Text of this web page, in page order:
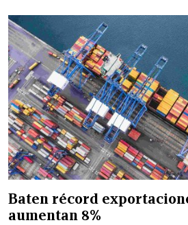
Baten récord
aumentan 8%